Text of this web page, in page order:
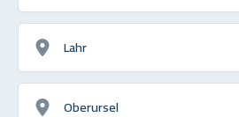
Lahr
Oberursel